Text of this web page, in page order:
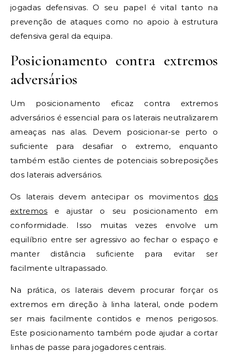
jogadas defensivas. O seu papel é vital tanto na
prevenção de ataques como no apoio à estrutura
defensiva geral da equipa.
Posicionamento contra extremos
adversários
Um posicionamento eficaz contra extremos
adversários é essencial para os laterais neutralizarem
ameaças nas alas. Devem posicionar-se perto o
suficiente para desafiar o extremo, enquanto
também estão cientes de potenciais sobreposições
dos laterais adversários.
Os laterais devem antecipar os movimentos dos
extremos e ajustar o seu posicionamento em
conformidade. Isso muitas vezes envolve um
equilíbrio entre ser agressivo ao fechar o espaço e
manter distância suficiente para evitar ser
facilmente ultrapassado.
Na prática, os laterais devem procurar forçar os
extremos em direção à linha lateral, onde podem
ser mais facilmente contidos e menos perigosos.
Este posicionamento também pode ajudar a cortar
linhas de passe para jogadores centrais.